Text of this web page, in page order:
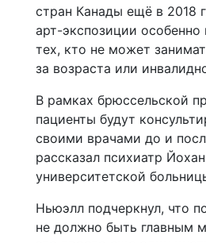
стран Канады ещё в 2018
арт-экспозиции особенно
тех, кто не может
за возраста или
В рамках брюссельской
пациенты будут
своими врачами до и
рассказал психиатр
университетской
Ньюэлл подчеркнул, что
не должно быть главным